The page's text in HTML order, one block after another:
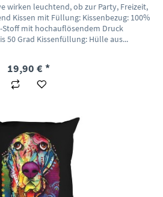
wirken leuchtend, ob zur Party, Freizeit,
Kissen mit Füllung: Kissenbezug: 100%
mit hochauflösendem Druck
50 Grad Kissenfüllung: Hülle aus...
19,90 € *